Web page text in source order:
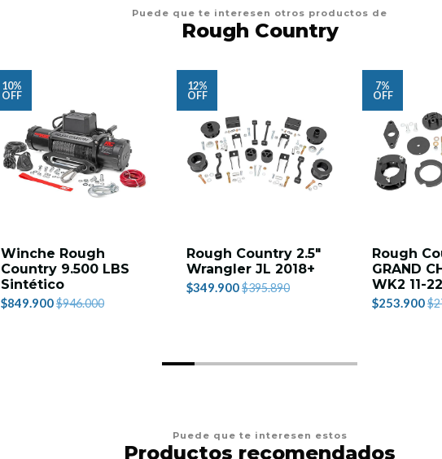
Puede que te interesen otros productos de
Rough Country
10%
OFF
Winche Rough
Country 9.500 LBS
Sintético
$849.900$946.000
12%
OFF
Rough Country 2.5"
Wrangler JL 2018+
$349.900$395.890
7%
OFF
Rough
GRAND
WK2 11-22
$253.900
Puede que te interesen estos
Productos recomendados